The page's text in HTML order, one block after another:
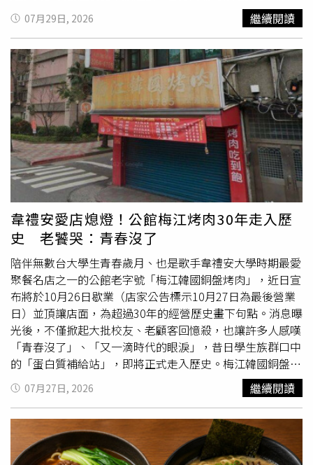
估，每年可新增約66萬瓩裝置容量，相當於約20萬戶家庭
用電需求，同時提升建築能源自主與都市韌性。
力，但交易過程涉及產權整合、開發條件、開發效益等多項
專業評估，建議買賣雙方交易前應充分掌握物件條件與市場
行情，或由專業商業仲介團隊協助，提升交易安全與效率。
台北西區門戶計畫持續推進，帶動西區全面升級，周邊老舊
透天資產備受市場關注。（圖／信義房屋提供）西門町黃金
店面又漲租！ H&M傳撤出 房東1700萬高價招租西門町買禮
品「多刷500元」還不給全退 韓客氣炸：對台印象變差西門
三角窗透天飆2.5億！餐飲業無貸款搶進 1坪單價近870萬
情緒激動，為防止其及他人之危害，故對其實施保護管束並
帶返所。現場無人受傷及財物毀損，店家表示不提告訴，全
案後續將該名男子依違反社會秩序維護法偵辦。萬華分局呼
籲，飲酒應保持節制切勿過量，以免酒後失控不慎觸法，如
有違序違法等情事，警方將依法嚴辦，絕不寬貸，以維護社
會秩序與公共安全。
07月29日, 2026 繼續閱讀
韋禮安愛店熄燈！公館梅江烤肉30年走入歷
史 老饕哭：青春沒了
陪伴無數台大學生青春歲月、也是歌手韋禮安大學時期最愛
聚餐名店之一的公館老字號「梅江韓國銅盤烤肉」，近日宣
布將於10月26日歇業（店家公告標示10月27日為最後營業
日）並頂讓店面，為超過30年的經營歷史畫下句點。消息曝
光後，不僅掀起大批校友、老顧客回憶殺，也讓許多人感嘆
「青春沒了」、「又一滴時代的眼淚」，昔日學生族群口中
的「蛋白質補給站」，即將正式走入歷史。梅江韓國銅盤烤
肉位於台北公館商圈
，距離台灣大學步行約6分鐘，多年來
憑藉平價韓式銅盤烤肉吃到飽，成為許多學生聚餐、社團活
動及慶生的熱門地點。美食部落客「Wisely的拍拍照寫寫
字」日前在臉書分享，繼公館老店「夢駝鈴」歇業後，又一
家陪伴在地超過20年的老字號即將熄燈，令不少人相當不
07月27日, 2026 繼續閱讀